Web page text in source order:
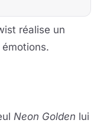
réalise un
Neon Golden lui